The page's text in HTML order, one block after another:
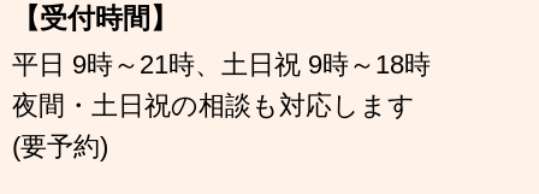
【受付時間】
平日 9時～21時、土日祝 9時～18時
夜間・土日祝の相談も対応します
(要予約)